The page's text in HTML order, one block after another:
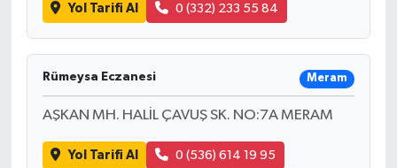
Yol Tarifi Al 0 (332) 233 55 84
Rümeysa Eczanesi Meram
AŞKAN MH. HALİL ÇAVUŞ SK. NO:7A MERAM
Yol Tarifi Al 0 (536) 614 19 95